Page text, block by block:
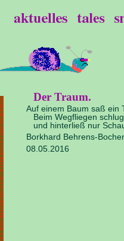
Der Traum.
Auf einem Baum saß ein
Beim Wegfliegen
und hinterließ nur
Borkhard Behrens-
08.05.2016